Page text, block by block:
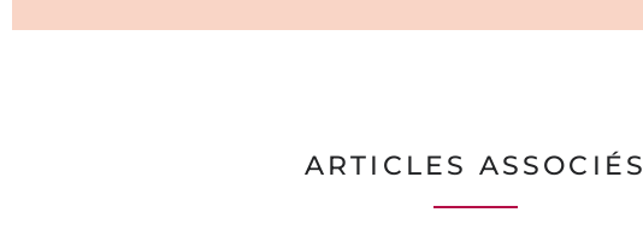
ARTICLES ASSOCIÉS